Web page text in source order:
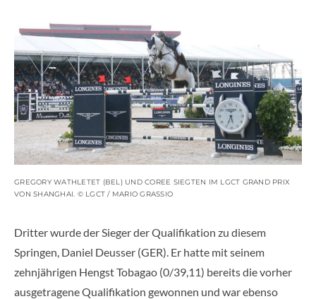
GREGORY WATHLETET (BEL) UND COREE SIEGTEN IM LGCT GRAND PRIX
VON SHANGHAI. © LGCT / MARIO GRASSIO
Dritter wurde der Sieger der Qualifikation zu diesem
Springen, Daniel Deusser (GER). Er hatte mit seinem
zehnjährigen Hengst Tobagao (0/39,11) bereits die vorher
ausgetragene Qualifikation gewonnen und war ebenso